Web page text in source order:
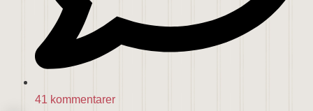
41 kommentarer